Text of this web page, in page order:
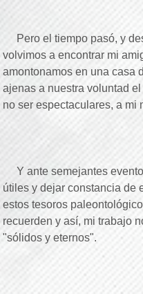
Pero el tiempo pasó, y
volvimos a encontrar mi
amontonamos en una casa
ajenas a nuestra voluntad
no ser espectaculares, a mi
Y ante semejantes
útiles y dejar constancia de
estos tesoros
recuerden y así, mi trabajo
"sólidos y eternos".